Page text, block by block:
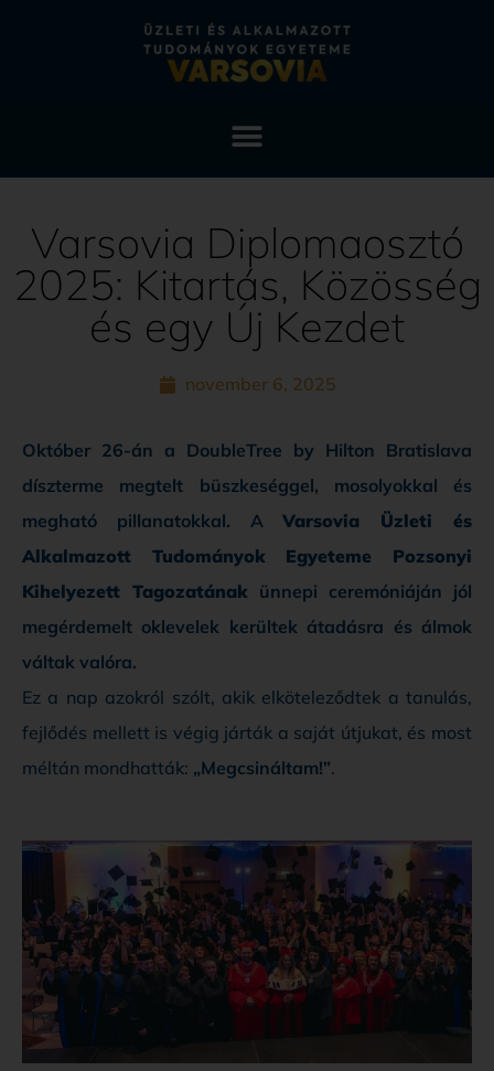
Varsovia Diplomaosztó
2025: Kitartás, Közösség
és egy Új Kezdet
november 6, 2025
Október 26-án a DoubleTree by Hilton Bratislava
díszterme megtelt büszkeséggel, mosolyokkal és
megható pillanatokkal. AVarsovia Üzleti és
Alkalmazott Tudományok Egyeteme Pozsonyi
Kihelyezett Tagozatának ünnepi ceremóniáján jól
megérdemelt oklevelek kerültek átadásra és álmok
váltak valóra.
Ez a nap azokról szólt, akik elköteleződtek a tanulás,
fejlődés mellett is végig járták a saját útjukat, és most
méltán mondhatták: „Megcsináltam!”.